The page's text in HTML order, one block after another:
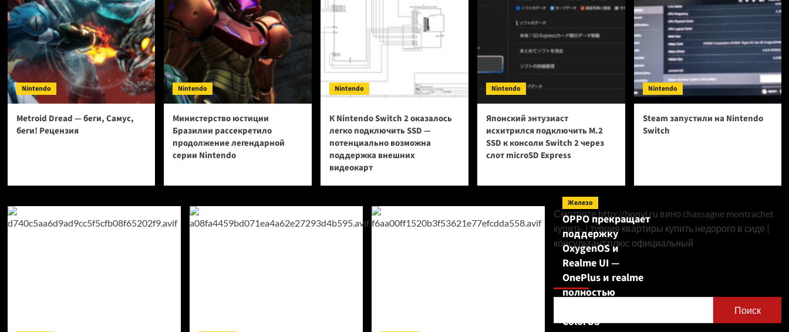
Nintendo
Metroid Dread — беги, Самус,
беги! Рецензия
Nintendo
Министерство юстиции
Бразилии рассекретило
продолжение легендарной
серии Nintendo
Nintendo
К Nintendo Switch 2 оказалось
легко подключить SSD —
потенциально возможна
поддержка внешних
видеокарт
Nintendo
Японский энтузиаст
исхитрился подключить M.2
SSD к консоли Switch 2 через
слот microSD Express
Nintendo
Steam запустили на Nintendo
Switch
Смотрите http://bonvi.ru вино chassagne montrachet
купить. |турция квартиры купить недорого в сиде |
консультант плюс официальный
Поиск
Поиск
Железо
OPPO прекращает
поддержку
OxygenOS и
Realme UI —
OnePlus и realme
полностью
ColorOS